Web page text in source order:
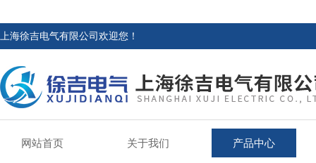
上海徐吉电气有限公司欢迎您！
网站首页 关于我们 产品中心